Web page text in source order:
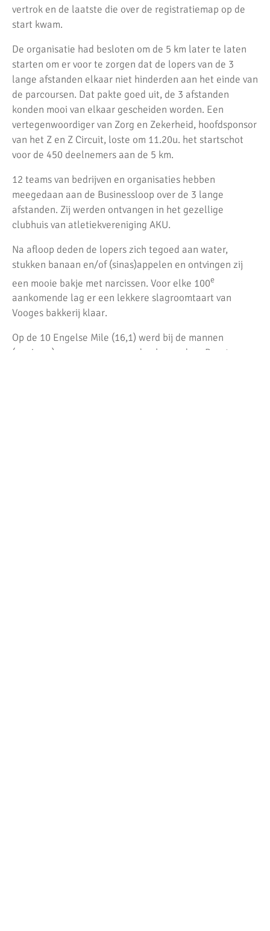
vertrok en de laatste die over de registratiemap op de
start kwam.
De organisatie had besloten om de 5 km later te laten
starten om er voor te zorgen dat de lopers van de 3
lange afstanden elkaar niet hinderden aan het einde van
de parcoursen. Dat pakte goed uit, de 3 afstanden
konden mooi van elkaar gescheiden worden. Een
vertegenwoordiger van Zorg en Zekerheid, hoofdsponsor
van het Z en Z Circuit, loste om 11.20u. het startschot
voor de 450 deelnemers aan de 5 km.
12 teams van bedrijven en organisaties hebben
meegedaan aan de Businessloop over de 3 lange
afstanden. Zij werden ontvangen in het gezellige
clubhuis van atletiekvereniging AKU.
Na afloop deden de lopers zich tegoed aan water,
stukken banaan en/of (sinas)appelen en ontvingen zij
een mooie bakje met narcissen. Voor elke 100e
aankomende lag er een lekkere slagroomtaart van
Vooges bakkerij klaar.
Op de 10 Engelse Mile (16,1) werd bij de mannen
(opnieuw) een parcoursrecord gelopen door Brent